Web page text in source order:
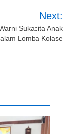
Next:
Sukacita Anak
Lomba Kolase